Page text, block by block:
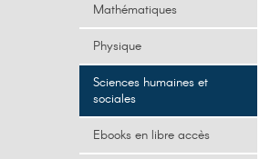
Mathématiques
Physique
Sciences humaines et
sociales
Ebooks en libre accès